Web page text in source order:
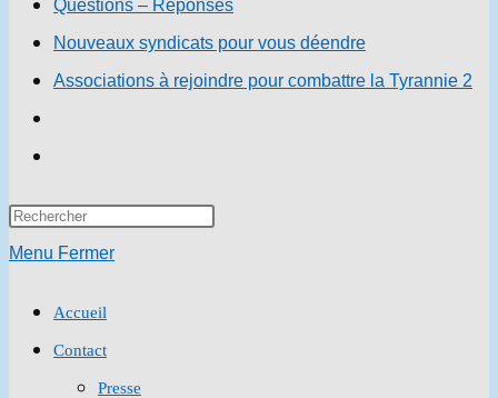
Questions – Réponses
Nouveaux syndicats pour vous déendre
Associations à rejoindre pour combattre la Tyrannie 2
search
Press
Menu Fermer
Accueil
Contact
Presse